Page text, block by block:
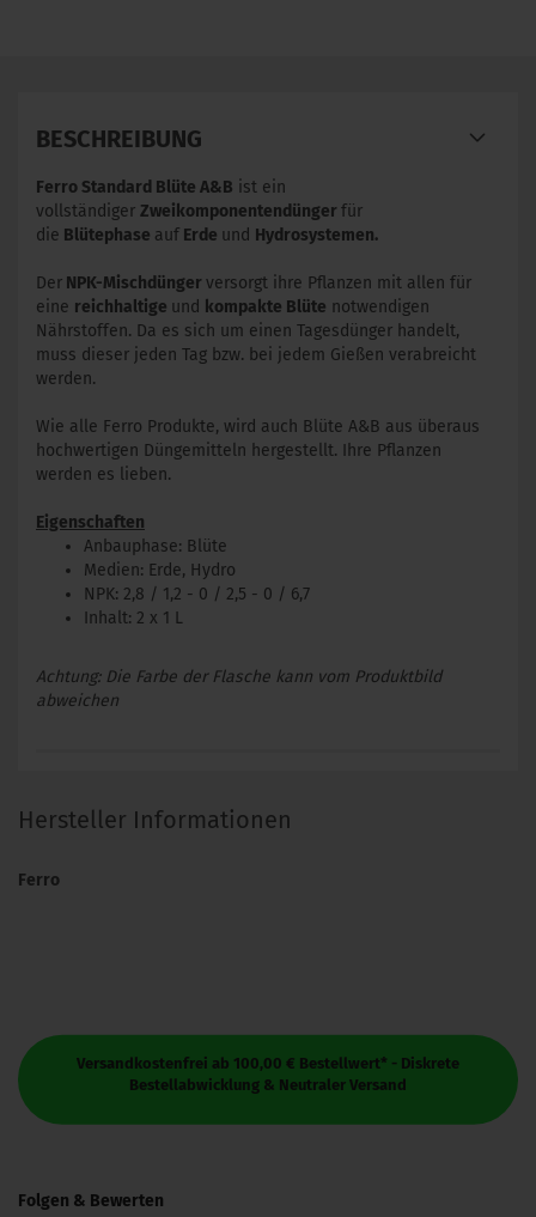
BESCHREIBUNG
Ferro Standard Blüte A&B ist ein
vollständiger Zweikomponentendünger für
die Blütephase auf Erde und Hydrosystemen.
Der NPK-Mischdünger versorgt ihre Pflanzen mit allen für
eine reichhaltige und kompakte Blüte notwendigen
Nährstoffen. Da es sich um einen Tagesdünger handelt,
muss dieser jeden Tag bzw. bei jedem Gießen verabreicht
werden.
Wie alle Ferro Produkte, wird auch Blüte A&B aus überaus
hochwertigen Düngemitteln hergestellt. Ihre Pflanzen
werden es lieben.
Eigenschaften
Anbauphase: Blüte
Medien: Erde, Hydro
NPK: 2,8 / 1,2 - 0 / 2,5 - 0 / 6,7
Inhalt: 2 x 1 L
Achtung: Die Farbe der Flasche kann vom Produktbild
abweichen
Hersteller Informationen
Ferro
Versandkostenfrei ab 100,00 € Bestellwert* - Diskrete
Bestellabwicklung & Neutraler Versand
Folgen & Bewerten